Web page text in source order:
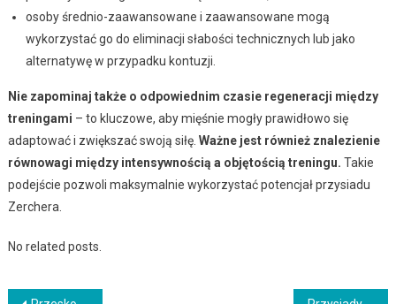
osoby średnio-zaawansowane i zaawansowane mogą
wykorzystać go do eliminacji słabości technicznych lub jako
alternatywę w przypadku kontuzji.
Nie zapominaj także o odpowiednim czasie regeneracji między
treningami – to kluczowe, aby mięśnie mogły prawidłowo się
adaptować i zwiększać swoją siłę. Ważne jest również znalezienie
równowagi między intensywnością a objętością treningu. Takie
podejście pozwoli maksymalnie wykorzystać potencjał przysiadu
Zerchera.
No related posts.